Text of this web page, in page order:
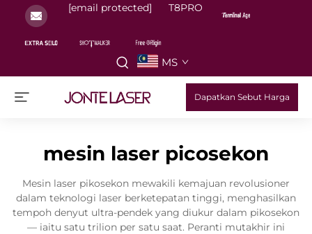
[email protected] T8PRO
MS
Dapatkan Sebut Harga
mesin laser picosekon
Mesin laser pikosekon mewakili kemajuan revolusioner
dalam teknologi laser berketepatan tinggi, menghasilkan
tempoh denyut ultra-pendek yang diukur dalam pikosekon
— iaitu satu trilion per satu saat. Peranti mutakhir ini